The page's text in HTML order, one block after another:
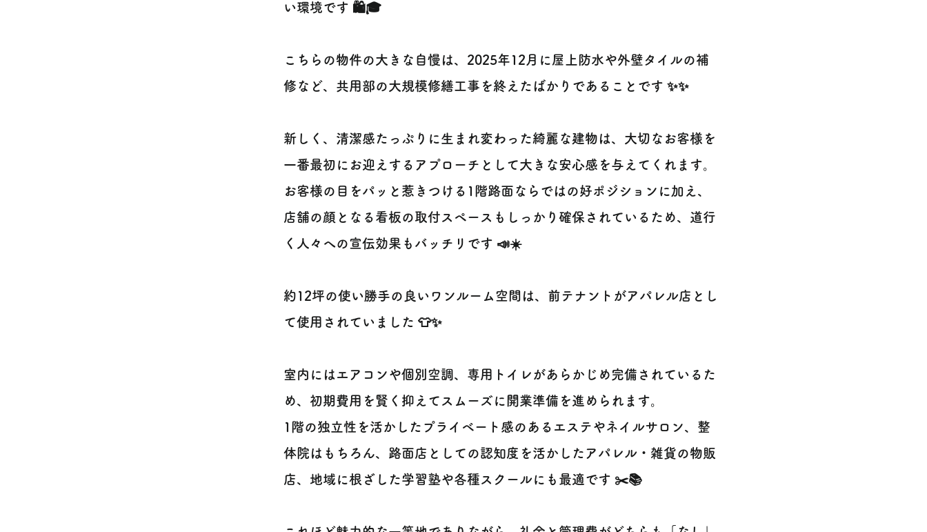
い環境です 🛍️🎓
こちらの物件の大きな自慢は、2025年12月に屋上防水や外壁タイルの補
修など、共用部の大規模修繕工事を終えたばかりであることです ✨✨
新しく、清潔感たっぷりに生まれ変わった綺麗な建物は、大切なお客様を
一番最初にお迎えするアプローチとして大きな安心感を与えてくれます。
お客様の目をパッと惹きつける1階路面ならではの好ポジションに加え、
店舗の顔となる看板の取付スペースもしっかり確保されているため、道行
く人々への宣伝効果もバッチリです 📣☀️
約12坪の使い勝手の良いワンルーム空間は、前テナントがアパレル店とし
て使用されていました 👕✨
室内にはエアコンや個別空調、専用トイレがあらかじめ完備されているた
め、初期費用を賢く抑えてスムーズに開業準備を進められます。
1階の独立性を活かしたプライベート感のあるエステやネイルサロン、整
体院はもちろん、路面店としての認知度を活かしたアパレル・雑貨の物販
店、地域に根ざした学習塾や各種スクールにも最適です ✂️📚